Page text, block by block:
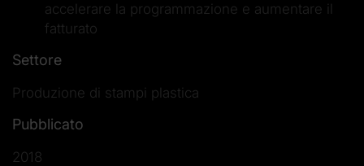
accelerare la programmazione e aumentare il
fatturato
Settore
Produzione di stampi plastica
Pubblicato
2018